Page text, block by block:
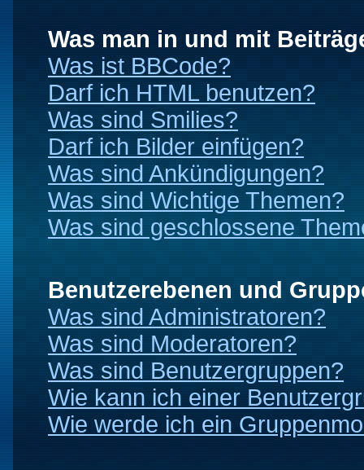
Was man in und mit
Was ist BBCode?
Darf ich HTML benutzen?
Was sind Smilies?
Darf ich Bilder einfügen?
Was sind Ankündigungen?
Was sind Wichtige Themen?
Was sind geschlossene
Benutzerebenen und
Was sind Administratoren?
Was sind Moderatoren?
Was sind Benutzergruppen?
Wie kann ich einer
Wie werde ich ein